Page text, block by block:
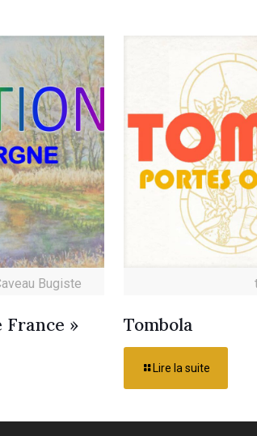
Bugiste
France » Tombola
Lire la suite